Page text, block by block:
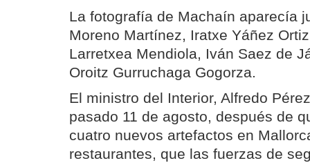
La fotografía de Machaín aparecía
Moreno Martínez, Iratxe Yáñez
Larretxea Mendiola, Iván Saez de
Oroitz Gurruchaga Gogorza.
El ministro del Interior, Alfredo
pasado 11 de agosto, después de
cuatro nuevos artefactos en
restaurantes, que las fuerzas de